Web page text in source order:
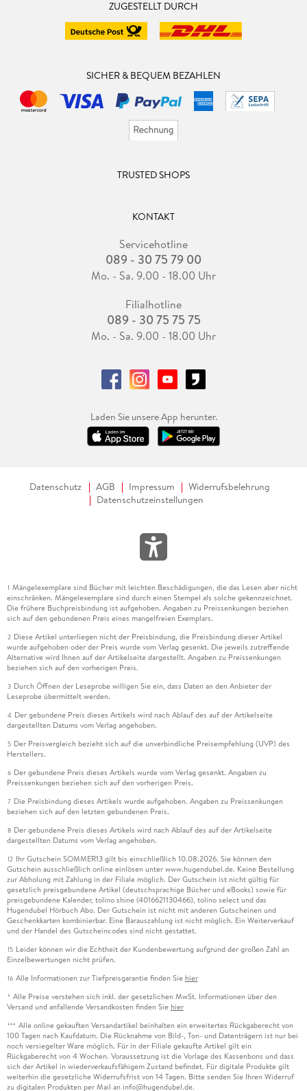
ZUGESTELLT DURCH
SICHER & BEQUEM BEZAHLEN
TRUSTED SHOPS
KONTAKT
Servicehotline
089 - 30 75 79 00
Mo. - Sa. 9.00 - 18.00 Uhr
Filialhotline
089 - 30 75 75 75
Mo. - Sa. 9.00 - 18.00 Uhr
Laden Sie unsere App herunter.
Datenschutz AGB Impressum
Widerrufsbelehrung
Datenschutzeinstellungen
1 Mängelexemplare sind Bücher mit leichten Beschädigungen, die das Lesen aber nicht
einschränken. Mängelexemplare sind durch einen Stempel als solche gekennzeichnet.
Die frühere Buchpreisbindung ist aufgehoben. Angaben zu Preissenkungen beziehen
sich auf den gebundenen Preis eines mangelfreien Exemplars.
2 Diese Artikel unterliegen nicht der Preisbindung, die Preisbindung dieser Artikel
wurde aufgehoben oder der Preis wurde vom Verlag gesenkt. Die jeweils zutreffende
Alternative wird Ihnen auf der Artikelseite dargestellt. Angaben zu Preissenkungen
beziehen sich auf den vorherigen Preis.
3 Durch Öffnen der Leseprobe willigen Sie ein, dass Daten an den Anbieter der
Leseprobe übermittelt werden.
4 Der gebundene Preis dieses Artikels wird nach Ablauf des auf der Artikelseite
dargestellten Datums vom Verlag angehoben.
5 Der Preisvergleich bezieht sich auf die unverbindliche Preisempfehlung (UVP) des
Herstellers.
6 Der gebundene Preis dieses Artikels wurde vom Verlag gesenkt. Angaben zu
Preissenkungen beziehen sich auf den vorherigen Preis.
7 Die Preisbindung dieses Artikels wurde aufgehoben. Angaben zu Preissenkungen
beziehen sich auf den letzten gebundenen Preis.
8 Der gebundene Preis dieses Artikels wird nach Ablauf des auf der Artikelseite
dargestellten Datums vom Verlag angehoben.
12 Ihr Gutschein SOMMER13 gilt bis einschließlich 10.08.2026. Sie können den
Gutschein ausschließlich online einlösen unter www.hugendubel.de. Keine Bestellung
zur Abholung mit Zahlung in der Filiale möglich. Der Gutschein ist nicht gültig für
gesetzlich preisgebundene Artikel (deutschsprachige Bücher und eBooks) sowie für
preisgebundene Kalender, tolino shine (4016621130466), tolino select und das
Hugendubel Hörbuch Abo. Der Gutschein ist nicht mit anderen Gutscheinen und
Geschenkkarten kombinierbar. Eine Barauszahlung ist nicht möglich. Ein Weiterverkauf
und der Handel des Gutscheincodes sind nicht gestattet.
15 Leider können wir die Echtheit der Kundenbewertung aufgrund der großen Zahl an
Einzelbewertungen nicht prüfen.
16 Alle Informationen zur Tiefpreisgarantie finden Sie hier
* Alle Preise verstehen sich inkl. der gesetzlichen MwSt. Informationen über den
Versand und anfallende Versandkosten finden Sie hier
*** Alle online gekauften Versandartikel beinhalten ein erweitertes Rückgaberecht von
100 Tagen nach Kaufdatum. Die Rücknahme von Bild-, Ton- und Datenträgern ist nur bei
noch versiegelter Ware möglich. Für in der Filiale gekaufte Artikel gilt ein
Rückgaberecht von 4 Wochen. Voraussetzung ist die Vorlage des Kassenbons und dass
sich der Artikel in wiederverkaufsfähigem Zustand befindet. Für digitale Produkte gilt
weiterhin die gesetzliche Widerrufsfrist von 14 Tagen. Bitte senden Sie Ihren Widerruf
zu digitalen Produkten per Mail an info@hugendubel.de.